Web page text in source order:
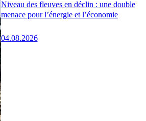
Niveau des fleuves en déclin : une double
menace pour l’énergie et l’économie
04.08.2026